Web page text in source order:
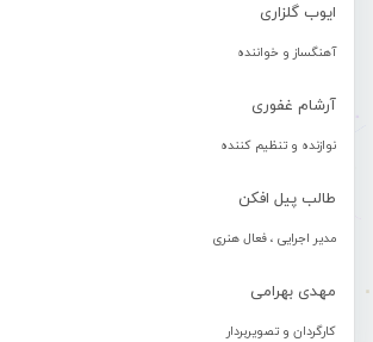
ایوب گلزاری
آهنگساز و خواننده
آرشام غفوری
نوازنده و تنظیم کننده
طالب پیل افکن
مدیر اجرایی ، فعال هنری
مهدی بهرامی
کارگردان و تصویربردار